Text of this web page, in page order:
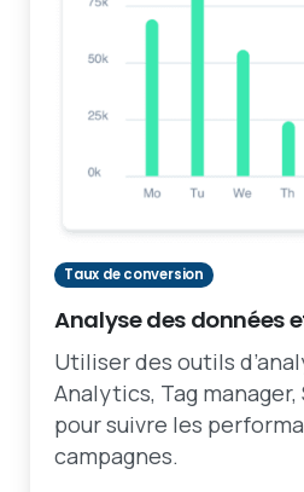
Taux de conversion
Analyse des données
Utiliser des outils
Analytics, Tag manager,
pour suivre les
campagnes.